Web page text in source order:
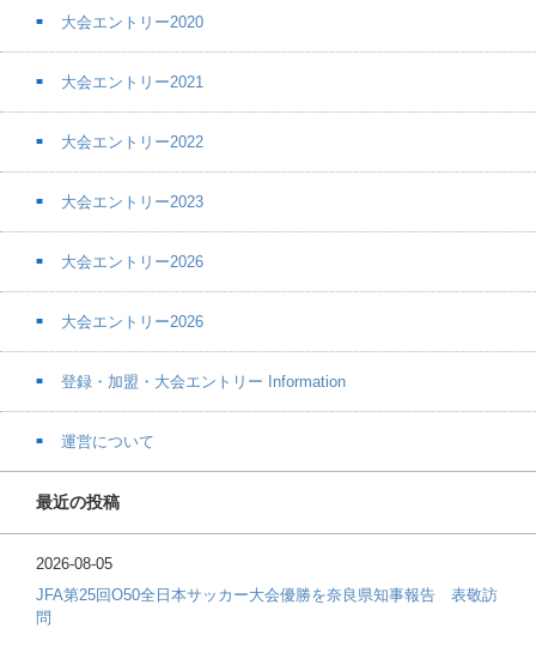
大会エントリー2020
大会エントリー2021
大会エントリー2022
大会エントリー2023
大会エントリー2026
大会エントリー2026
登録・加盟・大会エントリー Information
運営について
最近の投稿
2026-08-05
JFA第25回O50全日本サッカー大会優勝を奈良県知事報告 表敬訪
問